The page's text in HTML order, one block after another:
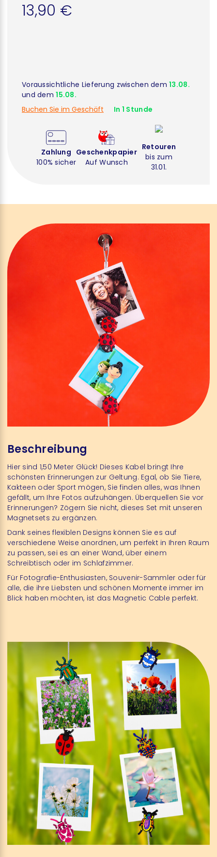
13,90 €
Voraussichtliche Lieferung zwischen dem13.08.
und dem15.08.
Buchen Sie im Geschäft
In 1 Stunde
Zahlung
100% sicher
Geschenkpapier
Auf Wunsch
Retouren
bis zum
31.01.
Beschreibung
Hier sind 1,50 Meter Glück! Dieses Kabel bringt Ihre
schönsten Erinnerungen zur Geltung. Egal, ob Sie Tiere,
Kakteen oder Sport mögen, Sie finden alles, was Ihnen
gefällt, um Ihre Fotos aufzuhängen. Überquellen Sie vor
Erinnerungen? Zögern Sie nicht, dieses Set mit unseren
Magnetsets zu ergänzen.
Dank seines flexiblen Designs können Sie es auf
verschiedene Weise anordnen, um perfekt in Ihren Raum
zu passen, sei es an einer Wand, über einem
Schreibtisch oder im Schlafzimmer.
Für Fotografie-Enthusiasten, Souvenir-Sammler oder für
alle, die ihre Liebsten und schönen Momente immer im
Blick haben möchten, ist das Magnetic Cable perfekt.